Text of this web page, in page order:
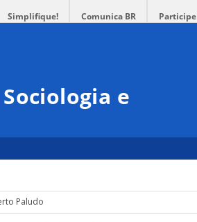
Simplifique! Comunica BR Participe
e
Paludo